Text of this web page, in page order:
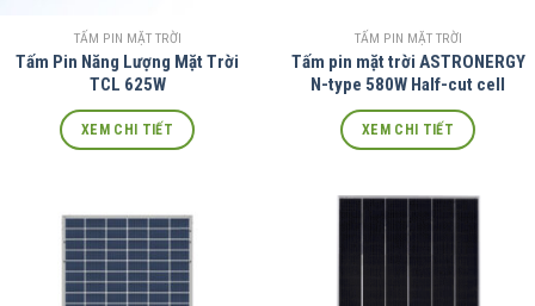
TẤM PIN MẶT TRỜI
Tấm Pin Năng Lượng Mặt Trời
TCL 625W
XEM CHI TIẾT
TẤM PIN MẶT TRỜI
Tấm pin mặt trời ASTRONERGY
N-type 580W Half-cut cell
XEM CHI TIẾT